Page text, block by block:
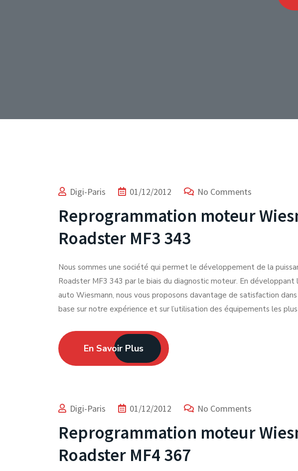
Digi-Paris 01/12/2012 No Comments
Reprogrammation moteur
Roadster MF3 343
Nous sommes une société qui permet le développement de la
Roadster MF3 343 par le biais du diagnostic moteur. En
auto Wiesmann, nous vous proposons davantage de satisfaction
base sur notre expérience et sur l’utilisation des équipements les
En Savoir Plus
Digi-Paris 01/12/2012 No Comments
Reprogrammation moteur
Roadster MF4 367